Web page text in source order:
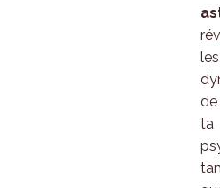
les
de
ta